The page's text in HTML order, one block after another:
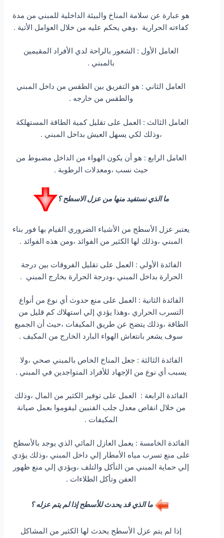
هو عبارة عن سلامة المناخ والبيئة الداخلية للمبني من مدة
كفاءته الحرارية ،وهي يحكم عليه من خلال العوامل الأتية .
العامل الأول : الشعور بالراحة لدي الأفراد المقيمين
بالمبني .
العامل الثاني : هو التفريق بين الطقس من داخل المبني
والطقس من خارجه .
العامل الثالث : العمل على تقليل كمية الطاقة المستهلكة
،وذلك لكي يسهل العيش بداخل المبني .
العامل الرابع : هو أن يكون الهواء من الداخل مضبوط من
حيث نسب ،ومعدلات الرطوبة .
ما الذي نستفيد منها من عزل الاسطح ؟
يعتبر عزل الأسطح من الأشياء الضروري القيام بها فور بناء
المبني ،وذلك لها الكثير من الفوائد ،ومن هذه الفوائد .
الفائدة الأولي : العمل على تقليل الفروقات بين درجة
الحرارة بداخل المبني ،ودرجة الحرارة بخارج المبني .
الفائدة الثانية : العمل على منع حدوث أي نوع من أنواع
التسرب الحراري ،وهذا يؤدي إلي استهلاك كم قليل من
الطاقة ،وذلك يتضح عن طريق المكيفات ،حيث أن الجميع
سوف يشعر بانتعاش الهواء البارد الخارج من المكيف .
الفائدة الثالثة : جعل المناخ الخاص بالمبني صحي ،ولا
يسبب أي نوع من الإجهاد للأفراد المتواجدين في المبني .
الفائدة الرابعة : العمل على توفير الكثير من المال ،وذلك
من خلال انقاص معدل جلب الفنيين ليقوموا بعمل صيانة
المكيفات .
الفائدة الخامسة : يعمل العازل المائي الذي يوجد بالأسطح
على منع تسرب مياه الأمطار إلي داخل المبني ،وذلك يؤدي
إلي حماية المبني من التأكل والتلف ،ويؤدي إلي منع ظهور
العفن وتأكل الطلاءات .
ما الذي قد يحدث للأسطح إذا لم يتم عزله ؟
إذا لم يتم عزل الأسطح يحدث لها الكثير من المشاكل